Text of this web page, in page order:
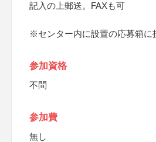
記入の上郵送。FAXも可
※センター内に設置の応募箱に
参加資格
不問
参加費
無し